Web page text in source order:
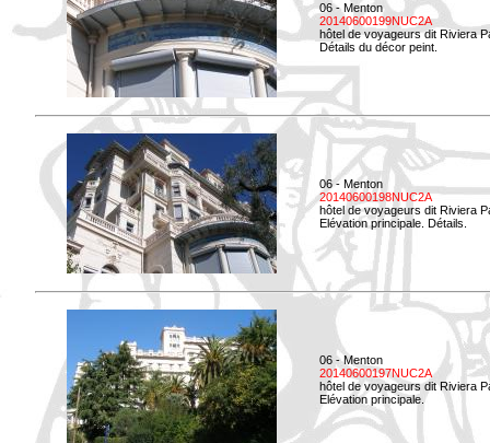
06 - Menton
20140600199NUC2A
hôtel de voyageurs dit Riviera
Détails du décor peint.
06 - Menton
20140600198NUC2A
hôtel de voyageurs dit Riviera
Elévation principale. Détails.
06 - Menton
20140600197NUC2A
hôtel de voyageurs dit Riviera
Elévation principale.